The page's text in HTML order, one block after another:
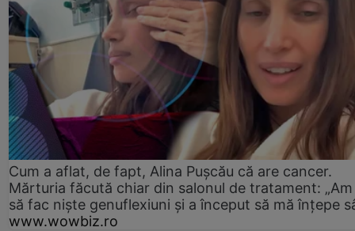
Cum a aflat, de fapt, Alina Pușcău că are cancer.
Mărturia făcută chiar din salonul de tratament:
să fac niște genuflexiuni și a început să mă înțepe
www.wowbiz.ro